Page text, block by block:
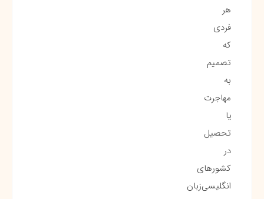
هر
فردی
که
تصمیم
به
مهاجرت
یا
تحصیل
در
کشورهای
انگلیسی‌زبان